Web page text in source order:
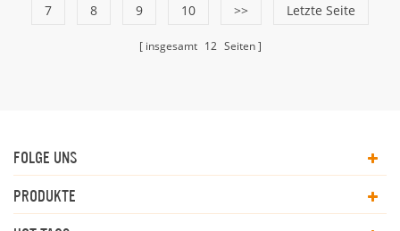
7
8 9 10 >> Letzte Seite
insgesamt 12 Seiten
FOLGE UNS
PRODUKTE